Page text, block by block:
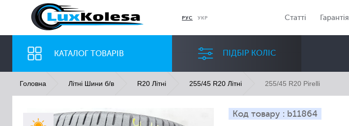
РУС УКР Статті Гарантія
КАТАЛОГ ТОВАРІВ ПІДБІР КОЛІС
ШИНИ ДИСКИ
Головна Літні Шини б/в R20 Літні 255/45 R20 Літні 255/45 R20 Pirelli
Код товару : b11864